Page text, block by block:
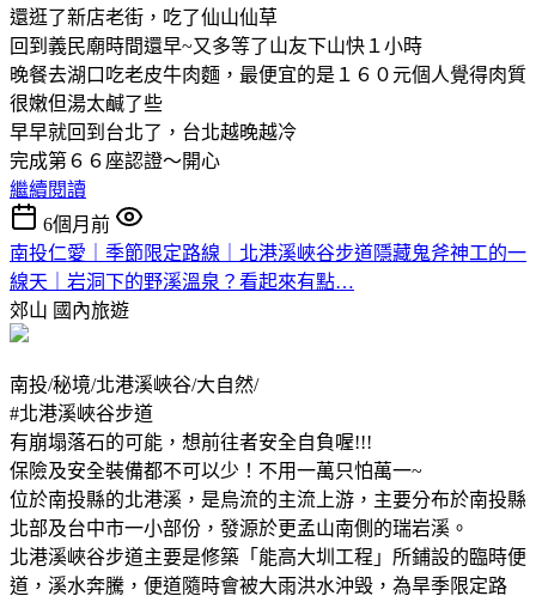
還逛了新店老街，吃了仙山仙草
回到義民廟時間還早~又多等了山友下山快１小時
晚餐去湖口吃老皮牛肉麵，最便宜的是１６０元個人覺得肉質
很嫩但湯太鹹了些
早早就回到台北了，台北越晚越冷
完成第６６座認證～開心
繼續閱讀
6個月前
南投仁愛｜季節限定路線｜北港溪峽谷步道隱藏鬼斧神工的一
線天｜岩洞下的野溪溫泉？看起來有點…
郊山 國內旅遊
南投/秘境/北港溪峽谷/大自然/
#北港溪峽谷步道
有崩塌落石的可能，想前往者安全自負喔!!!
保險及安全裝備都不可以少！不用一萬只怕萬一~
位於南投縣的北港溪，是烏流的主流上游，主要分布於南投縣
北部及台中市一小部份，發源於更孟山南側的瑞岩溪。
北港溪峽谷步道主要是修築「能高大圳工程」所鋪設的臨時便
道，溪水奔騰，便道隨時會被大雨洪水沖毁，為旱季限定路